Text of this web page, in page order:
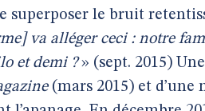
superposer le bruit
va alléger ceci : notre
et demi ?» (sept. 2015)
(mars 2015) et d’une